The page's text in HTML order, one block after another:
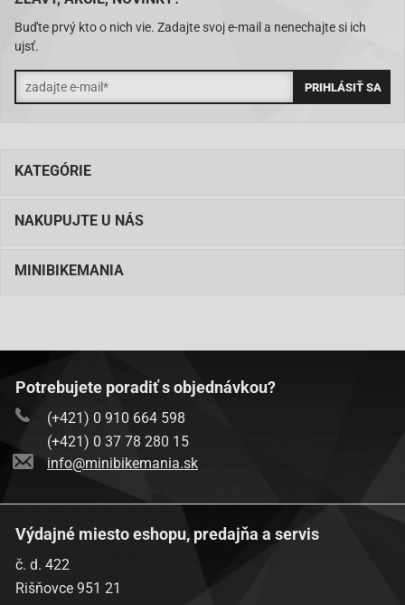
Buďte prvý kto o nich vie. Zadajte svoj e-mail a nenechajte si ich
ujsť.
KATEGÓRIE
NAKUPUJTE U NÁS
MINIBIKEMANIA
Potrebujete poradiť s objednávkou?
(+421) 0 910 664 598
(+421) 0 37 78 280 15
info@minibikemania.sk
Výdajné miesto eshopu, predajňa a servis
č. d. 422
Rišňovce 951 21